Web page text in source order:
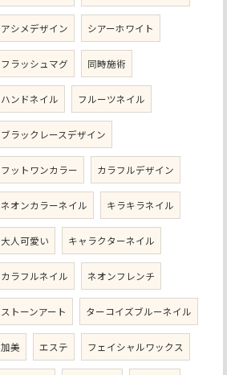
アシメデザイン シアーホワイト
フラッシュマグ 同時施術
ハンドネイル フルーツネイル
ブラックレースデザイン
フットワンカラー カラフルデザイン
ネオンカラーネイル キラキラネイル
大人可愛い キャラクターネイル
カラフルネイル ネオンフレンチ
ストーンアート ターコイズブルーネイル
加美 エステ フェイシャルワックス